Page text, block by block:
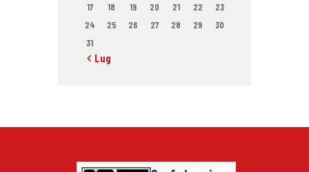
17
18 19 20 21 22
23
24
25 26 27 28 29
30
31
« Lug